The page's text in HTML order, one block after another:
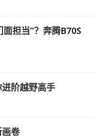
担当”？奔腾B70S
阶越野高手
卷